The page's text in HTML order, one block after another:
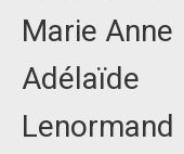
Marie Anne
Adélaïde
Lenormand